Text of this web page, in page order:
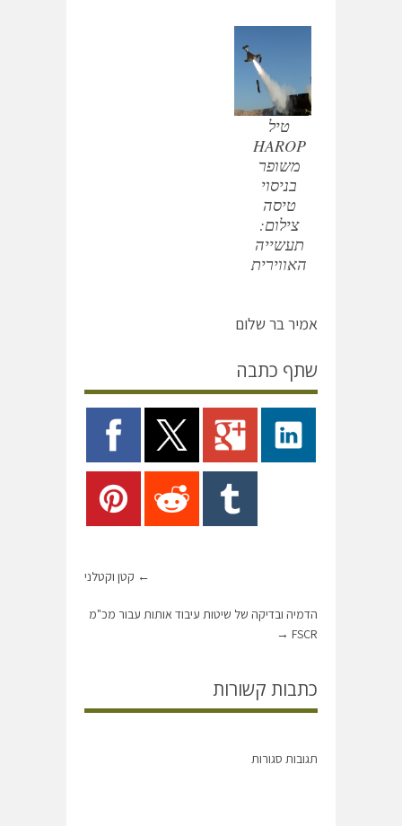
טיל
HAROP
משופר
בניסוי
טיסה
צילום:
תעשייה
האווירית
אמיר בר שלום
שתף כתבה
← קטן וקטלני
הדמיה ובדיקה של שיטות עיבוד אותות עבור מכ"מ
FSCR
→
כתבות קשורות
תגובות סגורות